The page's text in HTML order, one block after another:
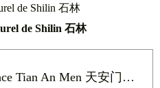
de Shilin 石林
Pékin 北京 Beijing: La place Tian An Men 天安门广场